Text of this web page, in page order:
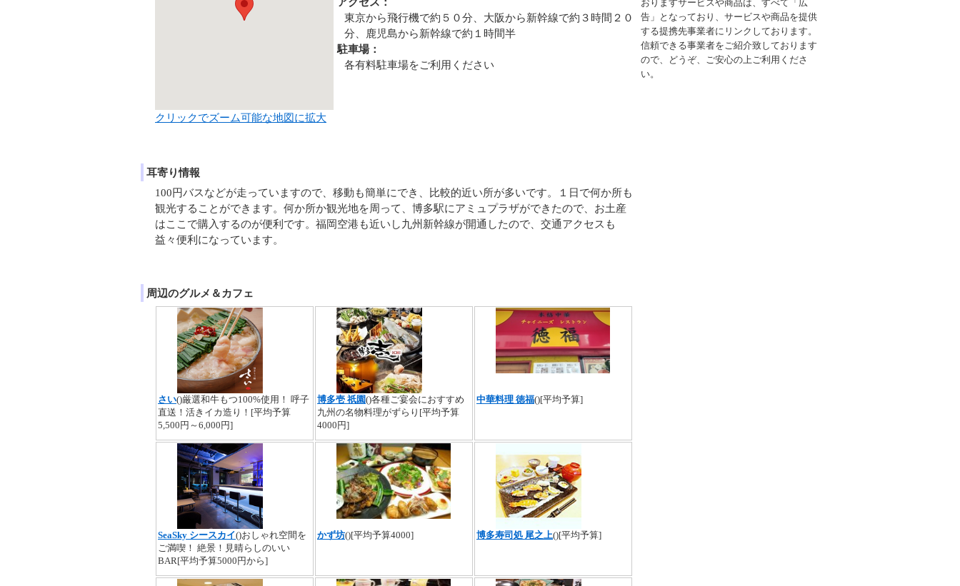
クリックでズーム可能な地図に拡大
東京から飛行機で約５０分、大阪から新幹線で約３時間２０
分、鹿児島から新幹線で約１時間半
駐車場：
各有料駐車場をご利用ください
耳寄り情報
100円バスなどが走っていますので、移動も簡単にでき、比較的近い所が多いです。１日で何か所も
観光することができます。何か所か観光地を周って、博多駅にアミュプラザができたので、お土産
はここで購入するのが便利です。福岡空港も近いし九州新幹線が開通したので、交通アクセスも
益々便利になっています。
周辺のグルメ＆カフェ
おりますサービスや商品は、すべて「広
告」となっており、サービスや商品を提供
する提携先事業者にリンクしております。
信頼できる事業者をご紹介致しております
ので、どうぞ、ご安心の上ご利用くださ
い。